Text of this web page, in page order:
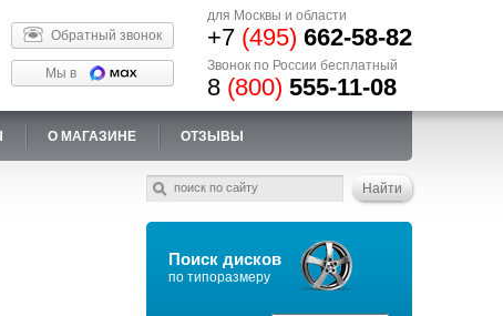
Обратный звонок
Мы в
для Москвы и области
+7 (495) 662-58-82
Звонок по России бесплатный
8 (800) 555-11-08
О МАГАЗИНЕ ОТЗЫВЫ
Поиск дисков
по типоразмеру